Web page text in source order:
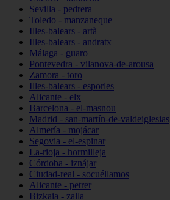
Sevilla - pedrera
Toledo - manzaneque
Illes-balears - artà
Illes-balears - andratx
Málaga - guaro
Pontevedra - vilanova-de-arousa
Zamora - toro
Illes-balears - esporles
Alicante - elx
Barcelona - el-masnou
Madrid - san-martín-de-valdeiglesias
Almería - mojácar
Segovia - el-espinar
La-rioja - hormilleja
Córdoba - iznájar
Ciudad-real - socuéllamos
Alicante - petrer
Bizkaia - zalla